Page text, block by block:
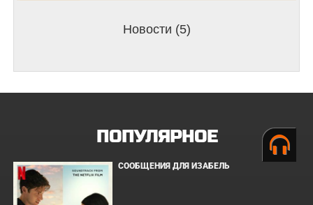
Новости (5)
ПОПУЛЯРНОЕ
СООБЩЕНИЯ ДЛЯ ИЗАБЕЛЬ